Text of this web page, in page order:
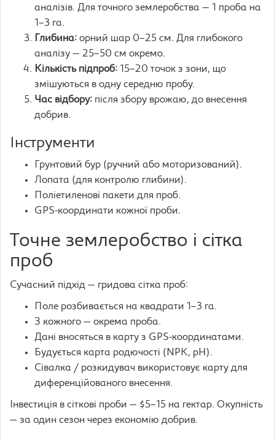
аналізів. Для точного землеробства — 1 проба на
1–3 га.
Глибина: орний шар 0–25 см. Для глибокого
аналізу — 25–50 см окремо.
Кількість підпроб: 15–20 точок з зони, що
змішуються в одну середню пробу.
Час відбору: після збору врожаю, до внесення
добрив.
Інструменти
Грунтовий бур (ручний або моторизований).
Лопата (для контролю глибини).
Поліетиленові пакети для проб.
GPS-координати кожної проби.
Точне землеробство і сітка
проб
Сучасний підхід — гридова сітка проб:
Поле розбивається на квадрати 1–3 га.
З кожного — окрема проба.
Дані вносяться в карту з GPS-координатами.
Будується карта родючості (NPK, pH).
Сівалка / розкидувач використовує карту для
диференційованого внесення.
Інвестиція в сіткові проби — $5–15 на гектар. Окупність
— за один сезон через економію добрив.